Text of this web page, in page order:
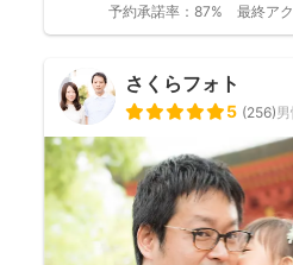
予約承諾率： 87% 最終ア
さくらフォト
5 (256)